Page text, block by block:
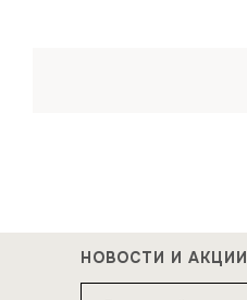
НОВОСТИ И АКЦИИ